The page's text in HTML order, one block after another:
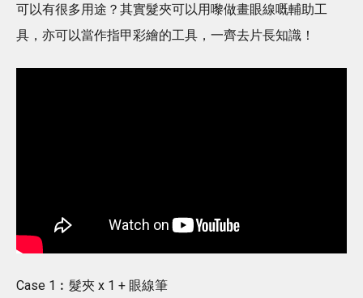
可以有很多用途？其實髮夾可以用嚟做畫眼線嘅輔助工
具，亦可以當作指甲彩繪的工具，一齊去片長知識！
Case 1︰髮夾 x 1 + 眼線筆